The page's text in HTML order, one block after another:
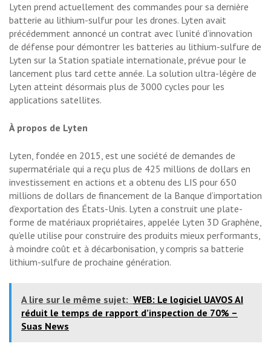
Lyten prend actuellement des commandes pour sa dernière
batterie au lithium-sulfur pour les drones. Lyten avait
précédemment annoncé un contrat avec l’unité d’innovation
de défense pour démontrer les batteries au lithium-sulfure de
Lyten sur la Station spatiale internationale, prévue pour le
lancement plus tard cette année. La solution ultra-légère de
Lyten atteint désormais plus de 3000 cycles pour les
applications satellites.
À propos de Lyten
Lyten, fondée en 2015, est une société de demandes de
supermatériale qui a reçu plus de 425 millions de dollars en
investissement en actions et a obtenu des LIS pour 650
millions de dollars de financement de la Banque d’importation
d’exportation des États-Unis. Lyten a construit une plate-
forme de matériaux propriétaires, appelée Lyten 3D Graphène,
qu’elle utilise pour construire des produits mieux performants,
à moindre coût et à décarbonisation, y compris sa batterie
lithium-sulfure de prochaine génération.
A lire sur le même sujet: WEB: Le logiciel UAVOS AI
réduit le temps de rapport d’inspection de 70% –
Suas News